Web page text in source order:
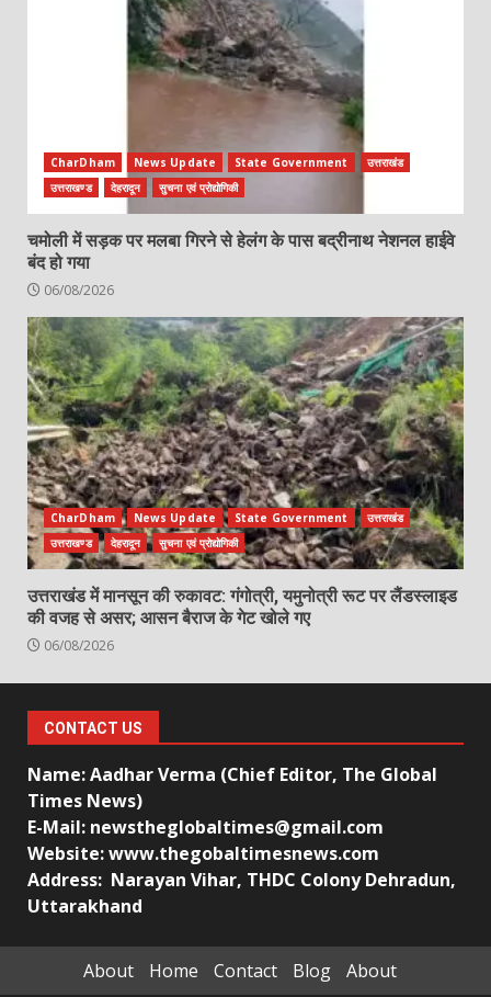
CharDham News Update State Government
उत्तराखंड
उत्तराखण्ड
देहरादून सुचना एवं प्रोद्योगिकी
चमोली में सड़क पर मलबा गिरने से हेलंग के पास बद्रीनाथ नेशनल हाईवे
बंद हो गया
06/08/2026
CharDham News Update State Government
उत्तराखंड
उत्तराखण्ड
देहरादून सुचना एवं प्रोद्योगिकी
उत्तराखंड में मानसून की रुकावट: गंगोत्री, यमुनोत्री रूट पर लैंडस्लाइड
की वजह से असर; आसन बैराज के गेट खोले गए
06/08/2026
CONTACT US
Name: Aadhar Verma (Chief Editor, The Global
Times News)
E-Mail: newstheglobaltimes@gmail.com
Website: www.thegobaltimesnews.com
Address: Narayan Vihar, THDC Colony Dehradun,
Uttarakhand
About Home Contact Blog About